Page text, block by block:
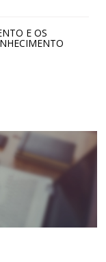
E OS